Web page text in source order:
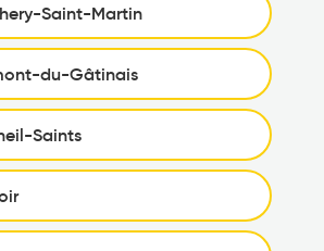
Saint-Martin
du-Gâtinais
Saints